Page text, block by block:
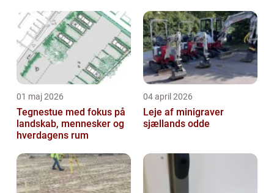
01 maj 2026
Tegnestue med fokus på
landskab, mennesker og
hverdagens rum
04 april 2026
Leje af minigraver
sjællands odde